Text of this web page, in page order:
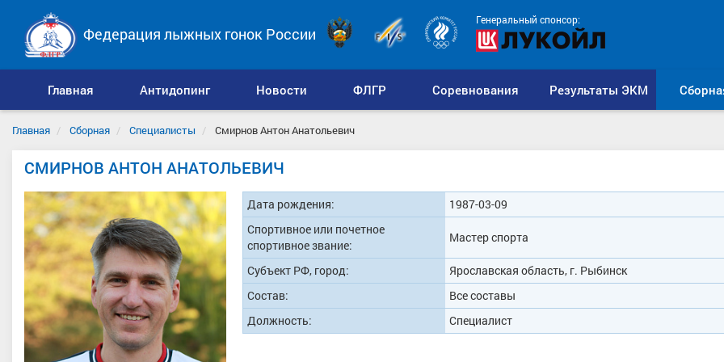
Генеральный спонсор:
Федерация лыжных гонок России
Главная Антидопинг Новости ФЛГР Соревнования Результаты ЭКМ
Главная Сборная Специалисты Смирнов Антон Анатольевич
СМИРНОВ АНТОН АНАТОЛЬЕВИЧ
Дата рождения:
1987-03-09
Спортивное или почетное
спортивное звание:
Мастер спорта
Субъект РФ, город:
Ярославская область, г. Рыбинск
Состав:
Все составы
Должность:
Специалист